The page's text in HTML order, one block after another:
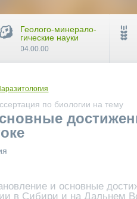
по биологии на тему
и основные
в Сибири и на Дальнем
Геолого-минерало-
гические науки
04.00.00